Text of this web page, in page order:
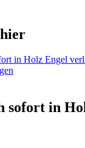
in Holz⁤ Engel
sofort in